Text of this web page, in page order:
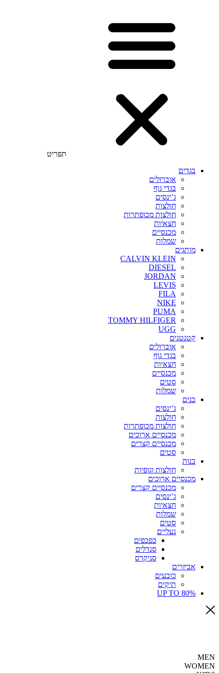
תפריט
בגדים
אוברולים
בגדי גוף
ג’ינסים
חולצות
חולצות מכופתרות
חצאיות
מכנסיים
שמלות
מותגים
CALVIN KLEIN
DIESEL
JORDAN
LEVIS
FILA
NIKE
PUMA
TOMMY HILFIGER
UGG
קטנטנים
אוברולים
בגדי גוף
חצאיות
מכנסיים
סטים
שמלות
בנים
ג’ינסים
חולצות
חולצות מכופתרות
מכנסיים ארוכים
מכנסיים קצרים
סטים
בנות
חולצות וגופיות
מכנסיים ארוכים
מכנסיים קצרים
ג’ינסים
חצאיות
שמלות
סטים
נעליים
כפכפים
סנדלים
סניקרס
אביזרים
כובעים
תיקים
UP TO 80%
MEN
WOMEN